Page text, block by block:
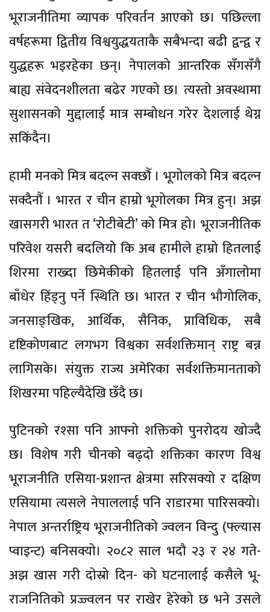
भूराजनीतिमा व्यापक परिवर्तन आएको छ। पछिल्ला
वर्षहरूमा द्वितीय विश्वयुद्धयताकै सबैभन्दा बढी द्वन्द्व र
युद्धहरू भइरहेका छन्। नेपालको आन्तरिक सँगसँगै
बाह्य संवेदनशीलता बढेर गएको छ। त्यस्तो अवस्थामा
सुशासनको मुद्दालाई मात्र सम्बोधन गरेर देशलाई थेग्न
सकिँदैन।
हामी मनको मित्र बदल्न सक्छौँ । भूगोलको मित्र बदल्न
सक्दैनौँ । भारत र चीन हाम्रो भूगोलका मित्र हुन्। अझ
खासगरी भारत त ‘रोटीबेटी’ को मित्र हो। भूराजनीतिक
परिवेश यसरी बदलियो कि अब हामीले हाम्रो हितलाई
शिरमा राख्दा छिमेकीको हितलाई पनि अँगालोमा
बाँधेर हिँड्नु पर्ने स्थिति छ। भारत र चीन भौगोलिक,
जनसाङ्खिक, आर्थिक, सैनिक, प्राविधिक, सबै
दृष्टिकोणबाट लगभग विश्वका सर्वशक्तिमान् राष्ट्र बन्न
लागिसके। संयुक्त राज्य अमेरिका सर्वशक्तिमानताको
शिखरमा पहिल्यैदेखि छँदै छ।
पुटिनको रश्सा पनि आफ्नो शक्तिको पुनरोदय खोज्दै
छ। विशेष गरी चीनको बढ्दो शक्तिका कारण विश्व
भूराजनीति एसिया-प्रशान्त क्षेत्रमा सरिसक्यो र दक्षिण
एसियामा त्यसले नेपाललाई पनि राडारमा पारिसक्यो।
नेपाल अन्तर्राष्ट्रिय भूराजनीतिको ज्वलन विन्दु (फ्ल्यास
प्वाइन्ट) बनिसक्यो। २०८२ साल भदौ २३ र २४ गते-
अझ खास गरी दोस्रो दिन- को घटनालाई कसैले भू-
राजनितिको प्रज्ज्वलन पर राखेर हेरेको छ भने उसले